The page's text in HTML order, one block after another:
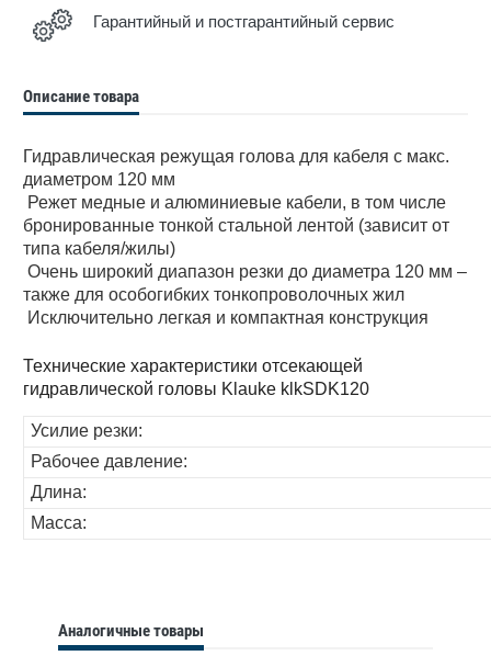
Гарантийный и постгарантийный сервис
Описание товара
Гидравлическая режущая голова для кабеля с макс.
диаметром 120 мм
Режет медные и алюминиевые кабели, в том числе
бронированные тонкой стальной лентой (зависит от
типа кабеля/жилы)
Очень широкий диапазон резки до диаметра 120 мм –
также для особогибких тонкопроволочных жил
Исключительно легкая и компактная конструкция
Технические характеристики отсекающей
гидравлической головы Klauke klkSDK120
Усилие резки:
Рабочее давление:
Длина:
Масса:
Аналогичные товары